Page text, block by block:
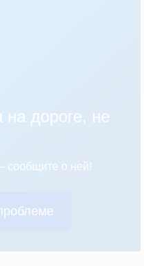
на дороге, не
сообщите о ней!